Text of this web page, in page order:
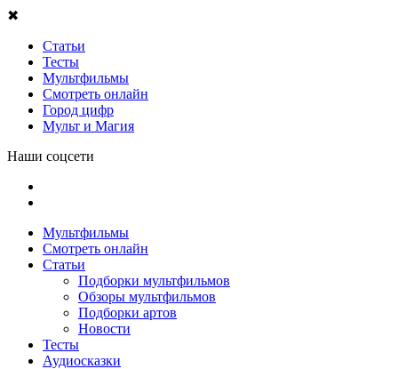
✖
Статьи
Тесты
Мультфильмы
Смотреть онлайн
Город цифр
Мульт и Магия
Наши соцсети
Мультфильмы
Смотреть онлайн
Статьи
Подборки мультфильмов
Обзоры мультфильмов
Подборки артов
Новости
Тесты
Аудиосказки